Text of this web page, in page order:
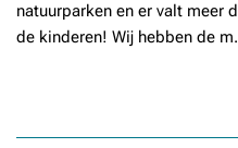
natuurparken en er valt meer
de kinderen! Wij hebben de